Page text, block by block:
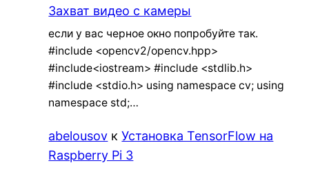
Захват видео с камеры
если у вас черное окно попробуйте так.
#include <opencv2/opencv.hpp>
#include<iostream> #include <stdlib.h>
#include <stdio.h> using namespace cv; using
namespace std;…
abelousov кУстановка TensorFlow на
Raspberry Pi 3